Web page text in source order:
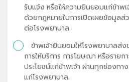
รับแจ้ง หรือให้ความยินยอมแก่ข้าพ
ด้วยกฎหมายในการเปิดเผยข้อมูล
ต่อโรงพยาบาล.
ข้าพเจ้ายินยอมให้โรงพยาบาลส่
การให้บริการ การโฆษณา หรือรายก
ประโยชน์แก่ข้าพเจ้า ผ่านทุกช่องทา
แก่โรงพยาบาล.